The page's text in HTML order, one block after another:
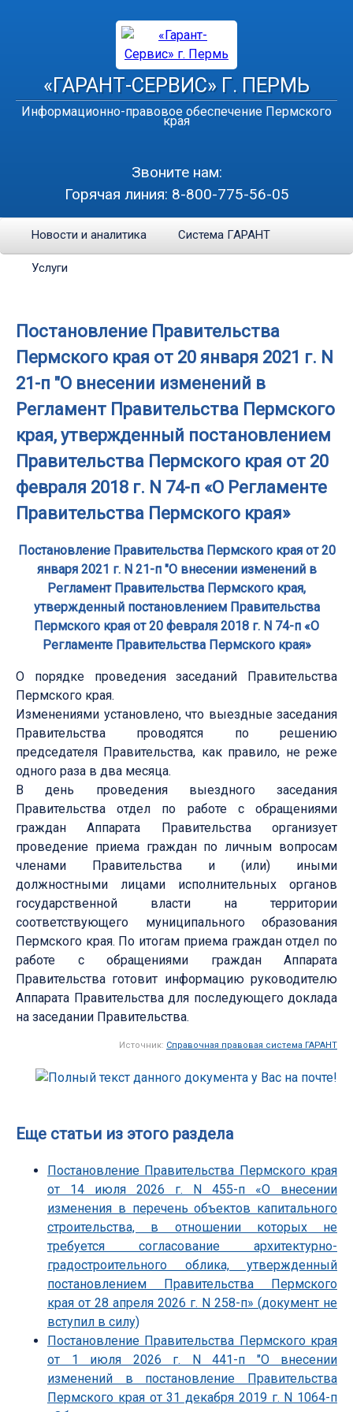
«ГАРАНТ-СЕРВИС» Г. ПЕРМЬ
Информационно-правовое обеспечение Пермского
края
Звоните нам:
Горячая линия: 8-800-775-56-05
Новости и аналитика Система ГАРАНТ
Услуги
Постановление Правительства
Пермского края от 20 января 2021 г. N
21-п "О внесении изменений в
Регламент Правительства Пермского
края, утвержденный постановлением
Правительства Пермского края от 20
февраля 2018 г. N 74-п «О Регламенте
Правительства Пермского края»
Постановление Правительства Пермского края от 20
января 2021 г. N 21-п "О внесении изменений в
Регламент Правительства Пермского края,
утвержденный постановлением Правительства
Пермского края от 20 февраля 2018 г. N 74-п «О
Регламенте Правительства Пермского края»
О порядке проведения заседаний Правительства
Пермского края.
Изменениями установлено, что выездные заседания
Правительства проводятся по решению
председателя Правительства, как правило, не реже
одного раза в два месяца.
В день проведения выездного заседания
Правительства отдел по работе с обращениями
граждан Аппарата Правительства организует
проведение приема граждан по личным вопросам
членами Правительства и (или) иными
должностными лицами исполнительных органов
государственной власти на территории
соответствующего муниципального образования
Пермского края. По итогам приема граждан отдел по
работе с обращениями граждан Аппарата
Правительства готовит информацию руководителю
Аппарата Правительства для последующего доклада
на заседании Правительства.
Источник: Справочная правовая система ГАРАНТ
Еще статьи из этого раздела
Постановление Правительства Пермского края
от 14 июля 2026 г. N 455-п «О внесении
изменения в перечень объектов капитального
строительства, в отношении которых не
требуется согласование архитектурно-
градостроительного облика, утвержденный
постановлением Правительства Пермского
края от 28 апреля 2026 г. N 258-п» (документ не
вступил в силу)
Постановление Правительства Пермского края
от 1 июля 2026 г. N 441-п "О внесении
изменений в постановление Правительства
Пермского края от 31 декабря 2019 г. N 1064-п